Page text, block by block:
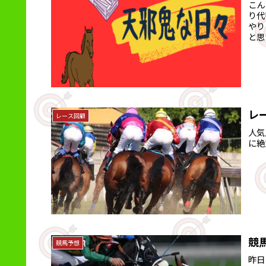
こ
り
や
と
レース回顧 レ
人
に
競馬予想 競
昨